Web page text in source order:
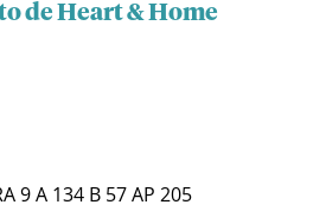
de Heart & Home
9 A 134 B 57 AP 205